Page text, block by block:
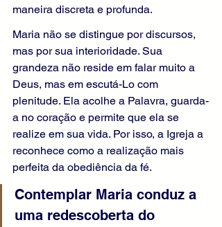
maneira discreta e profunda.
Maria não se distingue por discursos,
mas por sua interioridade. Sua
grandeza não reside em falar muito a
Deus, mas em escutá-Lo com
plenitude. Ela acolhe a Palavra, guarda-
a no coração e permite que ela se
realize em sua vida. Por isso, a Igreja a
reconhece como a realização mais
perfeita da obediência da fé.
Contemplar Maria conduz a
uma redescoberta do